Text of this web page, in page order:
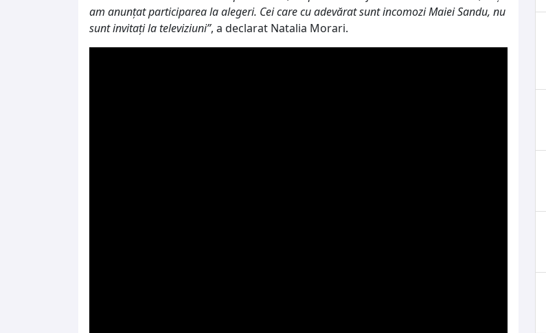
am anunțat participarea la alegeri. Cei care cu adevărat sunt incomozi Maiei Sandu, nu
sunt invitați la televiziuni”, a declarat Natalia Morari.